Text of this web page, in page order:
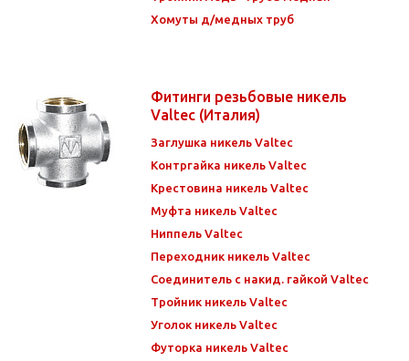
Хомуты д/медных труб
Фитинги резьбовые никель
Valtec (Италия)
Заглушка никель Valtec
Контргайка никель Valtec
Крестовина никель Valtec
Муфта никель Valtec
Ниппель Valtec
Переходник никель Valtec
Соединитель с накид. гайкой Valtec
Тройник никель Valtec
Уголок никель Valtec
Футорка никель Valtec